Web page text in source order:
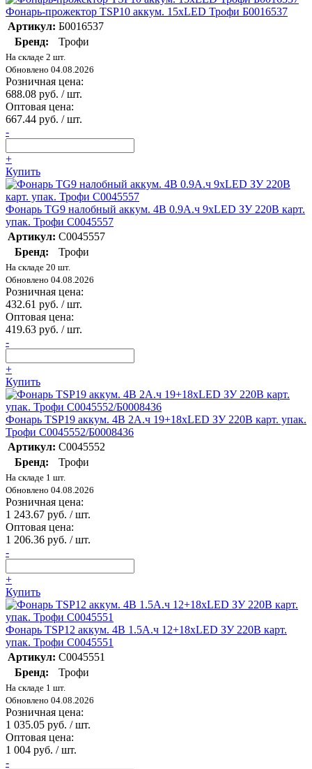
Фонарь-прожектор TSP10 аккум. 15хLED Трофи Б0016537
Артикул: Б0016537
Бренд:
Трофи
На складе 2 шт.
Обновлено 04.08.2026
Розничная цена:
688.08 руб. / шт.
Оптовая цена:
667.44 руб. / шт.
-
+
Купить
Фонарь TG9 налобный аккум. 4В 0.9А.ч 9хLED ЗУ 220В карт.
упак. Трофи C0045557
Артикул: C0045557
Бренд:
Трофи
На складе 20 шт.
Обновлено 04.08.2026
Розничная цена:
432.61 руб. / шт.
Оптовая цена:
419.63 руб. / шт.
-
+
Купить
Фонарь TSP19 аккум. 4В 2А.ч 19+18хLED ЗУ 220В карт. упак.
Трофи C0045552/Б0008436
Артикул: C0045552
Бренд:
Трофи
На складе 1 шт.
Обновлено 04.08.2026
Розничная цена:
1 243.67 руб. / шт.
Оптовая цена:
1 206.36 руб. / шт.
-
+
Купить
Фонарь TSP12 аккум. 4В 1.5А.ч 12+18хLED ЗУ 220В карт.
упак. Трофи C0045551
Артикул: C0045551
Бренд:
Трофи
На складе 1 шт.
Обновлено 04.08.2026
Розничная цена:
1 035.05 руб. / шт.
Оптовая цена:
1 004 руб. / шт.
-